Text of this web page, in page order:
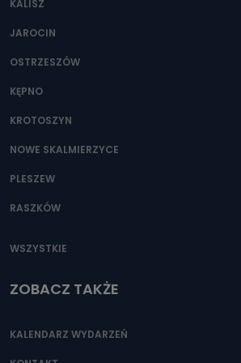
Można to zrobić pod numerem telefonu 62
KALISZ
JAROCIN
OSTRZESZÓW
KĘPNO
KROTOSZYN
NOWE SKALMIERZYCE
PLESZEW
RASZKÓW
WSZYSTKIE
ZOBACZ TAKŻE
KALENDARZ WYDARZEŃ